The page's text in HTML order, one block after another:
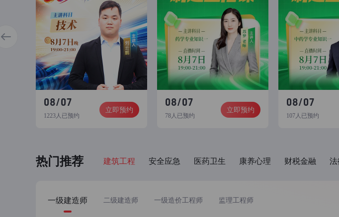
08/07
1223人已预约
立即预约
08/07
78人已预约
立即预约
08/07
107人已预约
热门推荐 建筑工程 安全应急 医药卫生 康养心理 财税金融 法
一级建造师 二级建造师 一级造价工程师 监理工程师